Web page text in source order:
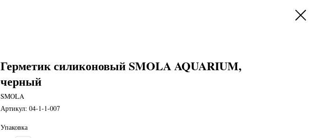
Герметик силиконовый SMOLA AQUARIUM,
черный
SMOLA
Артикул: 04-1-1-007
Упаковка